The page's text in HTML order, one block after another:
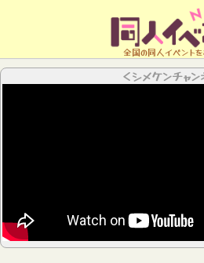
全国の同人イベント
＜シメケンチャン